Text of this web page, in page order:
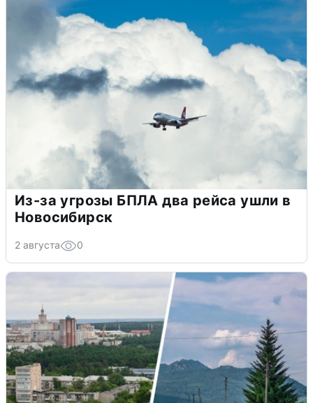
Из-за угрозы БПЛА два рейса ушли в
Новосибирск
2 августа 0